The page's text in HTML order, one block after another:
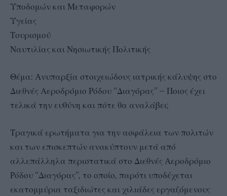
Υποδομών και Μεταφορών
Υγείας
Τουρισμού
Ναυτιλίας και Νησιωτικής Πολιτικής
Θέμα: Ανυπαρξία στοιχειώδους ιατρικής κάλυψης στο
Διεθνές Αεροδρόμιο Ρόδου “Διαγόρας” – Ποιος έχει
τελικά την ευθύνη και πότε θα αναλάβει;
Τραγικά ερωτήματα για την ασφάλεια των πολιτών
και των επισκεπτών ανακύπτουν μετά από
αλλεπάλληλα περιστατικά στο Διεθνές Αεροδρόμιο
Ρόδου “Διαγόρας”, το οποίο, παρότι υποδέχεται
εκατομμύρια ταξιδιώτες και χιλιάδες εργαζόμενους